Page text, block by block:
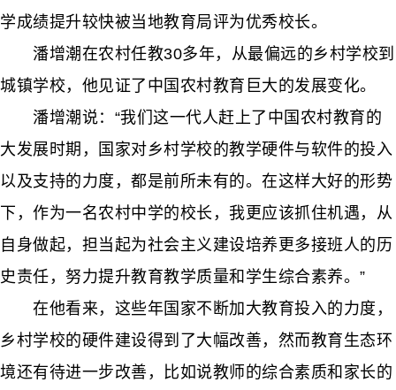
学成绩提升较快被当地教育局评为优秀校长。
潘增潮在农村任教30多年，从最偏远的乡村学校到
城镇学校，他见证了中国农村教育巨大的发展变化。
潘增潮说：“我们这一代人赶上了中国农村教育的
大发展时期，国家对乡村学校的教学硬件与软件的投入
以及支持的力度，都是前所未有的。在这样大好的形势
下，作为一名农村中学的校长，我更应该抓住机遇，从
自身做起，担当起为社会主义建设培养更多接班人的历
史责任，努力提升教育教学质量和学生综合素养。”
在他看来，这些年国家不断加大教育投入的力度，
乡村学校的硬件建设得到了大幅改善，然而教育生态环
境还有待进一步改善，比如说教师的综合素质和家长的